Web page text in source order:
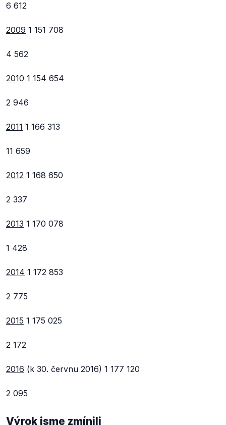
6 612
2009 1 151 708
4 562
2010 1 154 654
2 946
2011 1 166 313
11 659
2012 1 168 650
2 337
2013 1 170 078
1 428
2014 1 172 853
2 775
2015 1 175 025
2 172
2016 (k 30. červnu 2016) 1 177 120
2 095
Výrok jsme zmínili